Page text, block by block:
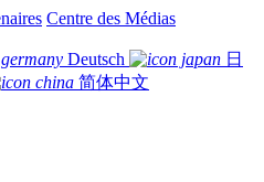
Centre des Médias
Deutsch
日
简体中文